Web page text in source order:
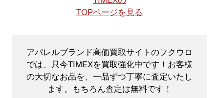
TOPページを見る
アパレルブランド高価買取サイトのフクウロ
では、只今TIMEXを買取強化中です！ お客様
の大切なお品を、一品ずつ丁寧に査定いたし
ます。もちろん査定は無料です！